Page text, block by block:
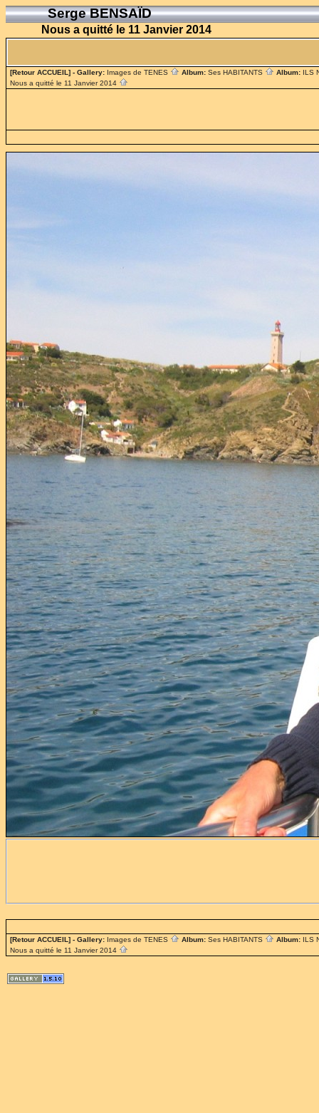
Serge BENSAÏD
Nous a quitté le 11 Janvier 2014
[Retour ACCUEIL] - Gallery: Images de TENES Album: Ses HABITANTS Album: ILS
Nous a quitté le 11 Janvier 2014
[Retour ACCUEIL] - Gallery: Images de TENES Album: Ses HABITANTS Album: ILS
Nous a quitté le 11 Janvier 2014